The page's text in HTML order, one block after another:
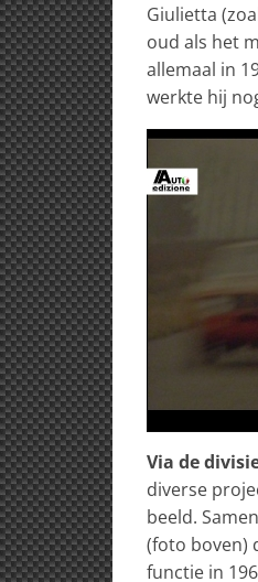
Giulietta
oud als het
allemaal in
werkte hij
Via de
diverse
beeld.
(foto boven)
functie in